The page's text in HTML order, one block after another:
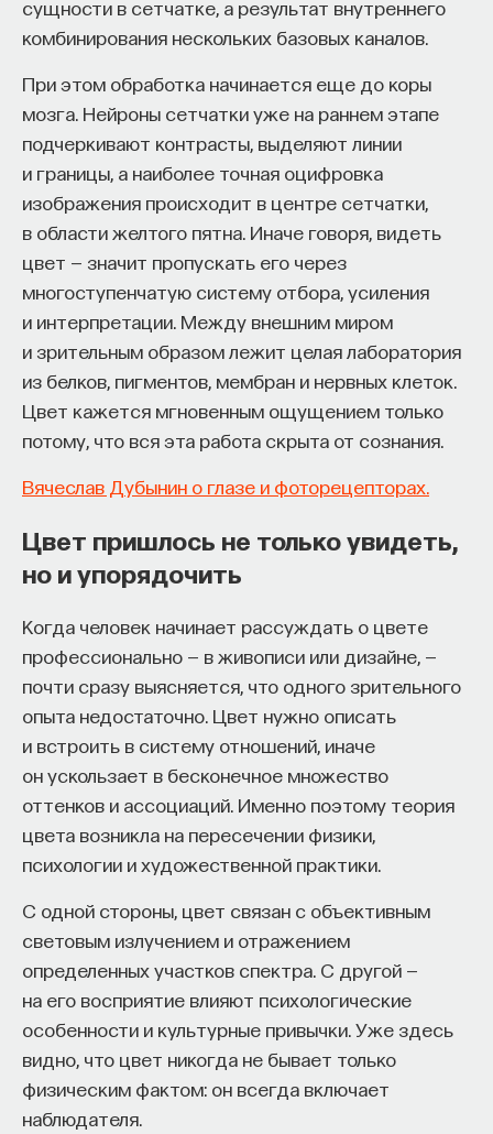
сущности в сетчатке, а результат внутреннего
комбинирования нескольких базовых каналов.
При этом обработка начинается еще до коры
мозга. Нейроны сетчатки уже на раннем этапе
подчеркивают контрасты, выделяют линии
и границы, а наиболее точная оцифровка
изображения происходит в центре сетчатки,
в области желтого пятна. Иначе говоря, видеть
цвет — значит пропускать его через
многоступенчатую систему отбора, усиления
и интерпретации. Между внешним миром
и зрительным образом лежит целая лаборатория
из белков, пигментов, мембран и нервных клеток.
Цвет кажется мгновенным ощущением только
потому, что вся эта работа скрыта от сознания.
Вячеслав Дубынин о глазе и фоторецепторах.
Цвет пришлось не только увидеть,
но и упорядочить
Когда человек начинает рассуждать о цвете
профессионально — в живописи или дизайне, —
почти сразу выясняется, что одного зрительного
опыта недостаточно. Цвет нужно описать
и встроить в систему отношений, иначе
он ускользает в бесконечное множество
оттенков и ассоциаций. Именно поэтому теория
цвета возникла на пересечении физики,
психологии и художественной практики.
С одной стороны, цвет связан с объективным
световым излучением и отражением
определенных участков спектра. С другой —
на его восприятие влияют психологические
особенности и культурные привычки. Уже здесь
видно, что цвет никогда не бывает только
физическим фактом: он всегда включает
наблюдателя.
оно формируется. Нам долго казалось, что
изложить материал, а студент — зафиксировать
его и затем воспроизвести. Но самый важный
момент происходит потом, когда человек
остается один на один с этим материалом
и пытается что-то с ним сделать. И получается,
что настоящее образование происходит
не в аудитории, а за ее пределами».
ИИ полезен не как костыль, а как
сложный собеседник
«Мы не наказываем студентов за использование
ИИ, потому что сам факт его использования еще
обратился к ИИ, а то, как именно он это делает.
ресурс или способ сэкономить усилия, студенты
чаще всего лишь снижают когнитивную
нагрузку — а университет вообще не для этого
создан. Они некритично делегируют агенту
коммуникацию далеко не лучшие привычки.
Но если использовать ИИ как сложного
собеседника, который заставляет уточнять
основания, спорить и продумывать собственную
позицию, тогда студент действительно
продвигается. Решающее значение имеет
самой коммуникации».
ПостНауки Ивара Максутова о людях, которые
меняют мир. В каждом выпуске — разговоры
с исследователями, предпринимателями,
инвесторами и изобретателями. За десятки
эпизодов Ивар обсудил большие языковые